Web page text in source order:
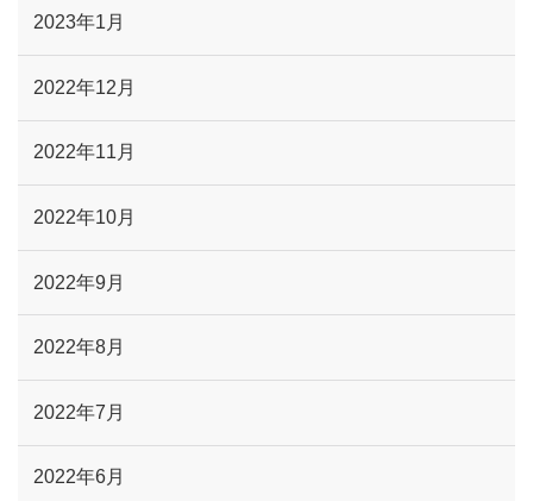
2023年1月
2022年12月
2022年11月
2022年10月
2022年9月
2022年8月
2022年7月
2022年6月